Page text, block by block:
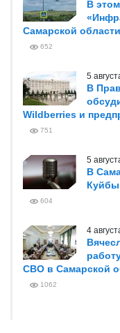
В
Самарской
652
5
В
Wildberries и
751
5
В
604
4
СВО в Самарской
1062